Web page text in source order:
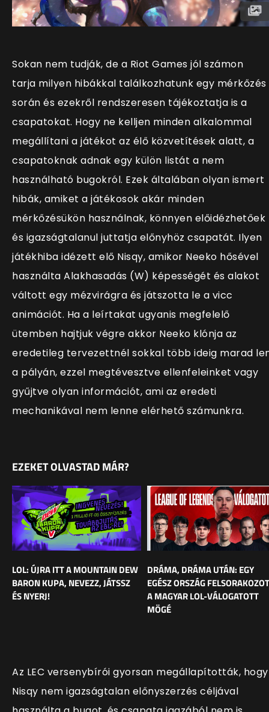
Sokan nem tudják, de a Riot Games jól számon
tarja milyen hibákkal találkozhatunk egy mérkőzés
során és ezekről rendszeresen tájékoztatja is a
csapatokat. Hogy ne kelljen minden alkalommal
megállítani a játékot az élő közvetítések alatt, a
csapatoknak adnak egy külön listát a nem
használható bugokról. Ezek általában olyan ismert
hibák, amiket a játékosok akár minden
mérkőzésükön használnak, könnyen előidézhetőek
és igazságtalanul juttatja előnyhöz csapatát. Ilyen
játékhiba idézett elő Nisqy, amikor Neeko hősével
használta Alakhasadás (W) képességét és alakot
váltott egy mézvirágra és játszotta le a vicc
animációt. Ha a leírtakat ugyanis megfelelő
ütemben hajtjuk végre akkor Neeko klónja az
eredetileg tervezettnél sokkal több ideig marad
a pályán, ezzel megtévesztve ellenfeleinket vagy
gyűjtve olyan információt, ami az eredeti
mechanikával nem lenne elérhető számunkra.
EZEKET OLVASTAD MÁR?
LOL: ÚJRA ITT A MOUNTAIN DEW
BARON KUPA, NEVEZZ, JÁTSSZ
ÉS NYERJ!
DRÁMA, DRÁMA UTÁN: EGY
EGÉSZ ORSZÁG
A MAGYAR LOL-VÁLOGATOTT
MÖGÉ
Az LEC versenybírói gyorsan megállapították, hogy
Nisqy nem igazságtalan előnyszerzés céljával